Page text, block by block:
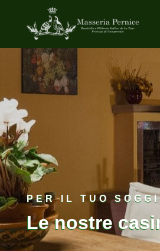
PER IL TUO
Le nostre